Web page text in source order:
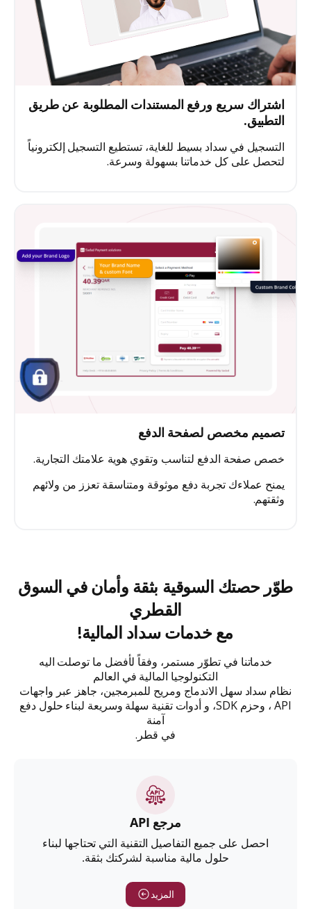
اشتراك سريع ورفع المستندات المطلوبة عن طريق
التطبيق.
التسجيل في سداد بسيط للغاية، تستطيع التسجيل إلكترونياً
لتحصل على كل خدماتنا بسهولة وسرعة.
تصميم مخصص لصفحة الدفع
خصص صفحة الدفع لتناسب وتقوي هوية علامتك التجارية.
يمنح عملاءك تجربة دفع موثوقة ومتناسقة تعزز من ولائهم
وثقتهم.
طوّر حصتك السوقية بثقة وأمان في السوق
القطري
مع خدمات سداد المالية!
خدماتنا في تطوّر مستمر، وفقاً لأفضل ما توصلت اليه
التكنولوجيا المالية في العالم
نظام سداد سهل الاندماج ومريح للمبرمجين، جاهز عبر واجهات
API ، وحزم SDK، و أدوات تقنية سهلة وسريعة لبناء حلول دفع
آمنة
في قطر.
مرجع API
احصل على جميع التفاصيل التقنية التي تحتاجها لبناء
حلول مالية مناسبة لشركتك بثقة.
المزيد